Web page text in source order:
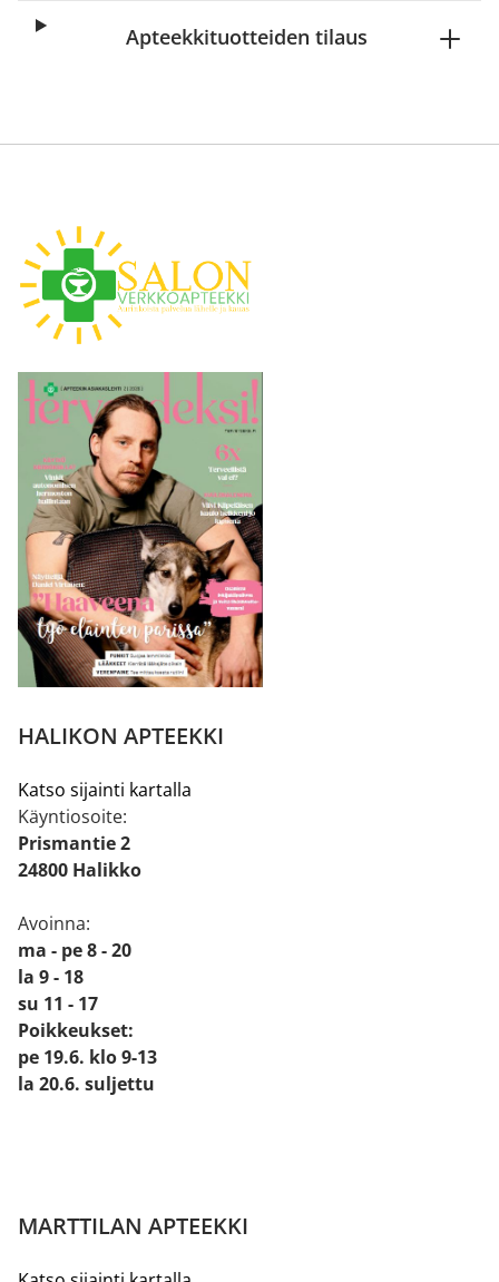
Apteekkituotteiden tilaus
HALIKON APTEEKKI
Katso sijainti kartalla
Käyntiosoite:
Prismantie 2
24800 Halikko
Avoinna:
ma - pe 8 - 20
la 9 - 18
su 11 - 17
Poikkeukset:
pe 19.6. klo 9-13
la 20.6. suljettu
MARTTILAN APTEEKKI